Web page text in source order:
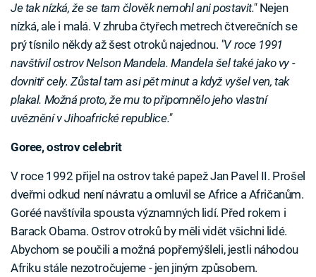
Je tak nízká, že se tam člověk nemohl ani postavit."Nejen
nízká, ale i malá. V zhruba čtyřech metrech čtverečních se
prý tísnilo někdy až šest otroků najednou. "V roce 1991
navštívil ostrov Nelson Mandela. Mandela šel také jako vy -
dovnitř cely. Zůstal tam asi pět minut a když vyšel ven, tak
plakal. Možná proto, že mu to připomnělo jeho vlastní
uvěznění v Jihoafrické republice."
Goree, ostrov celebrit
V roce 1992 přijel na ostrov také papež Jan Pavel II. Prošel
dveřmi odkud není návratu a omluvil se Africe a Afričanům.
Goréé navštívila spousta významných lidí. Před rokem i
Barack Obama. Ostrov otroků by měli vidět všichni lidé.
Abychom se poučili a možná popřemýšleli, jestli náhodou
Afriku stále nezotročujeme - jen jiným způsobem.